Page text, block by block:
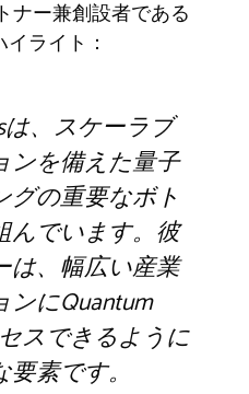
ナー兼創設者である
ライト：
は、スケーラブ
ンを備えた量子
グの重要なボト
んでいます。彼
は、幅広い産業
にQuantum
スできるように
素です。